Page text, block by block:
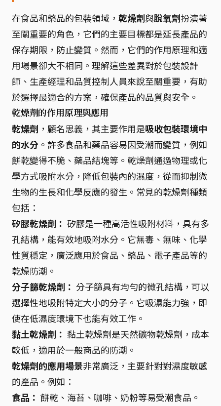
在食品和藥品的包裝領域， 乾燥劑與脫氧劑扮演著
至關重要的角色，它們的主要目標都是延長產品的
保存期限，防止變質。然而，它們的作用原理和適
用場景卻大不相同。理解這些差異對於包裝設計
師、生產經理和品質控制人員來說至關重要，有助
於選擇最適合的方案，確保產品的品質與安全。
乾燥劑的作用原理與應用
乾燥劑 ，顧名思義，其主要作用是吸收包裝環境中
的水分 。許多食品和藥品容易因受潮而變質，例如
餅乾變得不脆、藥品結塊等。乾燥劑通過物理或化
學方式吸附水分，降低包裝內的濕度，從而抑制微
生物的生長和化學反應的發生。常見的乾燥劑種類
包括：
矽膠乾燥劑： 矽膠是一種高活性吸附材料，具有多
孔結構，能有效地吸附水分。它無毒、無味、化學
性質穩定，廣泛應用於食品、藥品、電子產品等的
乾燥防潮。
分子篩乾燥劑： 分子篩具有均勻的微孔結構，可以
選擇性地吸附特定大小的分子。它吸濕能力強，即
使在低濕度環境下也能有效工作。
黏土乾燥劑： 黏土乾燥劑是天然礦物乾燥劑，成本
較低，適用於一般商品的防潮。
乾燥劑的應用場景非常廣泛，主要針對對濕度敏感
的產品。例如：
食品： 餅乾、海苔、咖啡、奶粉等易受潮食品。